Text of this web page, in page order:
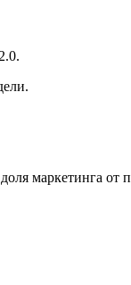
маркетинга от